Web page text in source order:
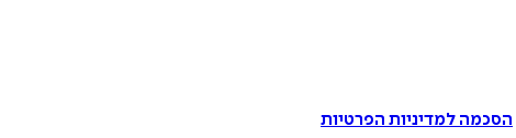
הסכמה למדיניות הפרטיות